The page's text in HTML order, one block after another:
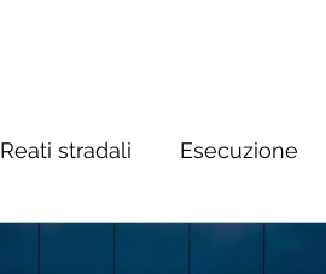
Reati stradali Esecuzione